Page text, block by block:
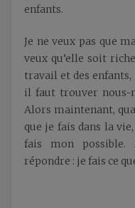
enfants.
Je ne veux pas que
veux qu’elle soit
travail et des enfants,
il faut trouver nous-
Alors maintenant,
que je fais dans la
fais mon possible.
répondre : je fais ce